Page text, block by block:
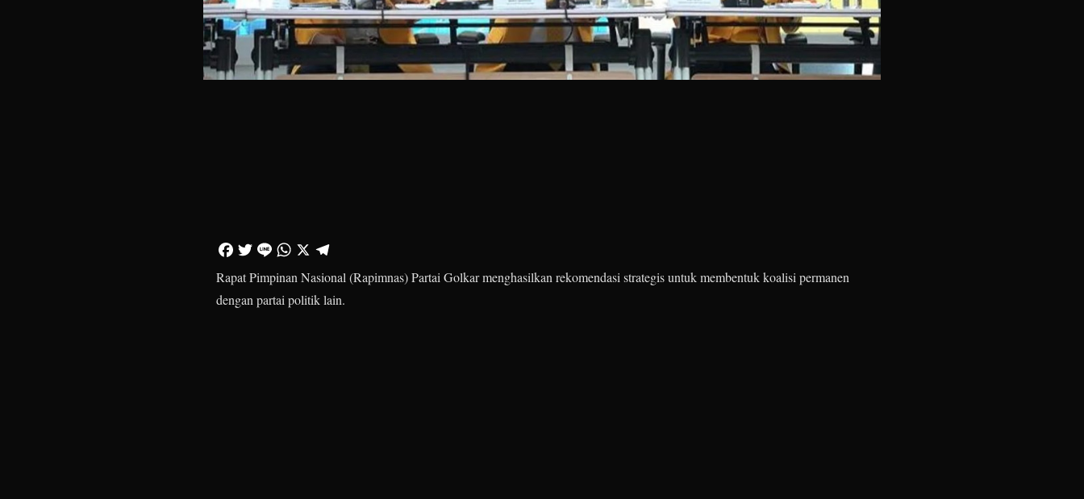
Rapat Pimpinan Nasional (Rapimnas) Partai Golkar menghasilkan rekomendasi strategis untuk membentuk koalisi permanen
dengan partai politik lain.